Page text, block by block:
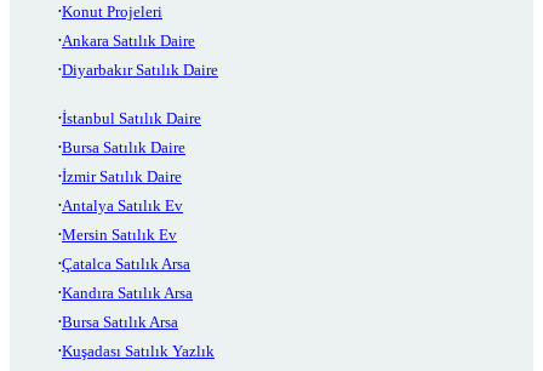
Konut Projeleri
Ankara Satılık Daire
Diyarbakır Satılık Daire
İstanbul Satılık Daire
Bursa Satılık Daire
İzmir Satılık Daire
Antalya Satılık Ev
Mersin Satılık Ev
Çatalca Satılık Arsa
Kandıra Satılık Arsa
Bursa Satılık Arsa
Kuşadası Satılık Yazlık